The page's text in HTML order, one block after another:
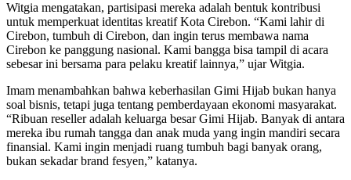
Witgia mengatakan, partisipasi mereka adalah bentuk kontribusi
untuk memperkuat identitas kreatif Kota Cirebon. “Kami lahir di
Cirebon, tumbuh di Cirebon, dan ingin terus membawa nama
Cirebon ke panggung nasional. Kami bangga bisa tampil di acara
sebesar ini bersama para pelaku kreatif lainnya,” ujar Witgia.
Imam menambahkan bahwa keberhasilan Gimi Hijab bukan hanya
soal bisnis, tetapi juga tentang pemberdayaan ekonomi masyarakat.
“Ribuan reseller adalah keluarga besar Gimi Hijab. Banyak di antara
mereka ibu rumah tangga dan anak muda yang ingin mandiri secara
finansial. Kami ingin menjadi ruang tumbuh bagi banyak orang,
bukan sekadar brand fesyen,” katanya.